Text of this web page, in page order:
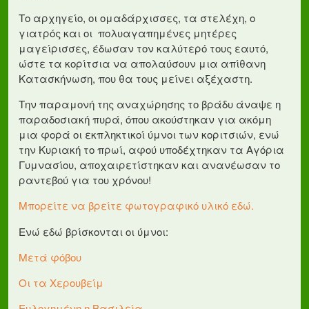
Το αρχηγείο, οι ομαδάρχισσες, τα στελέχη, ο
γιατρός και οι πολυαγαπημένες μητέρες
μαγείρισσες, έδωσαν τον καλύτερό τους εαυτό,
ώστε τα κορίτσια να απολαύσουν μια απίθανη
Κατασκήνωση, που θα τους μείνει αξέχαστη.
Την παραμονή της αναχώρησης το βράδυ άναψε η
παραδοσιακή πυρά, όπου ακούστηκαν για ακόμη
μια φορά οι εκπληκτικοί ύμνοι των κοριτσιών, ενώ
την Κυριακή το πρωί, αφού υποδέχτηκαν τα Αγόρια
Γυμνασίου, αποχαιρετίστηκαν και ανανέωσαν το
ραντεβού για του χρόνου!
Μπορείτε να βρείτε φωτογραφικό υλικό εδώ.
Ενώ εδώ βρίσκονται οι ύμνοι:
Μετά φόβου
Οι τα Χερουβείμ